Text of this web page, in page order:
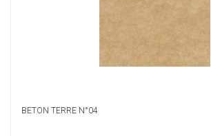
BETON TERRE N°04